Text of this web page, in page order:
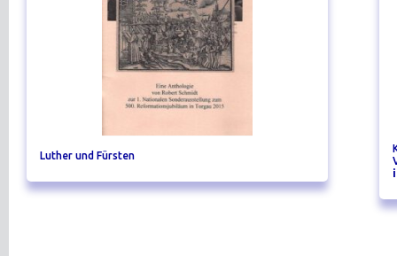
Luther und Fürsten